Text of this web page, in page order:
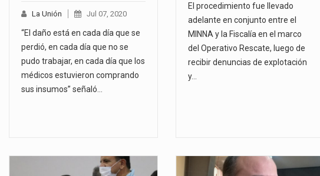
La Unión Jul 07, 2020
“El daño está en cada día que se
perdió, en cada día que no se
pudo trabajar, en cada día que los
médicos estuvieron comprando
sus insumos” señaló…
El procedimiento fue llevado
adelante en conjunto entre el
MINNA y la Fiscalía en el marco
del Operativo Rescate, luego de
recibir denuncias de explotación
y…